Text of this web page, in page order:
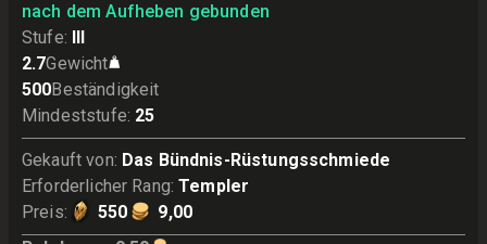
nach dem Aufheben gebunden
Stufe: III
2.7Gewicht
500Beständigkeit
Mindeststufe: 25
Gekauft von: Das Bündnis-Rüstungsschmiede
Erforderlicher Rang: Templer
Preis: 550
9,00